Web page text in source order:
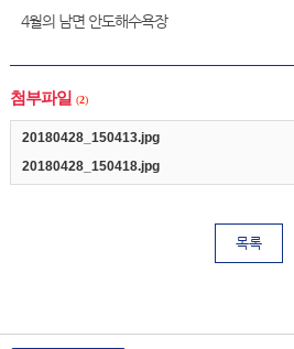
4월의 남면 안도해수욕장
첨부파일 (2)
20180428_150413.jpg
20180428_150418.jpg
목록